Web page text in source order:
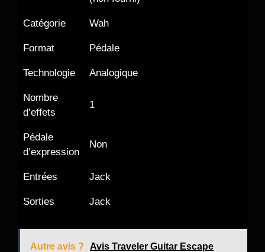
Catégorie Wah
Format Pédale
Technologie Analogique
Nombre
d’effets
1
Pédale
d’expression
Non
Entrées Jack
Sorties Jack
Autre avis ?
Avis Traveler Guitar Escape